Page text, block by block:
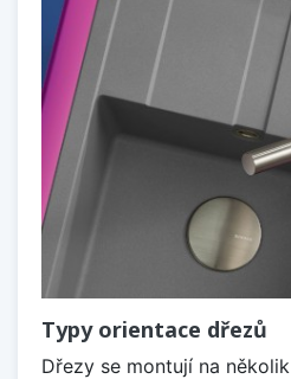
Typy orientace dřezů
Dřezy se montují na